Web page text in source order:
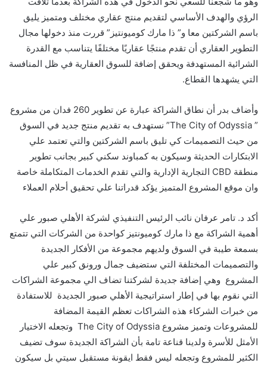
الرؤي والهدف الأساسي لتقديم منتج عقاري مختلف ومتميز يليق
باسم الشركتين معا و” ذا مارك كوميونتيز ” قررت منذ دخولها مجال
التطوير العقاري أن تقدم منتجًا عقاريًا مختلفًا يتناسب مع القدرة
الشرائية المستهدفة ويحقق إضافة للسوق العقارية في ظل المنافسة
التي يشهدها القطاع.
وأضاف بدر أن نطاق الشراكة عبارة عن تطوير 260 فدان من مشروع
”
The City of Odyssia” نستهدف به تقديم منتج جديد في السوق
من حيث التصميمات كي تليق باسم الشركتين والتي تعتمد علي
الابتكارات الحديثة وسيكون به كمباوند سكني كبير بجانب تطوير
منطقة CBD التجارية الإدارية والتي تقدم الخدمات المتكاملة خاصة
وان موقع المشروع المتميز يؤكد قدراتنا علي تحقيق أحلام العملاء
أكد د. تامر عرفان نائب الرئيس التنفيذي لشركة الأهلي صبور علي
أهمية الشراكة مع ذا مارك كوميونتيز كواحدة من الشركات التي تتمتع
بسمعة طيبة في السوق ولديهم مجموعة من الأفكار الجديدة
والتصميمات المختلفة التي ستضيف جمال ورونق كبير علي
المشروع وهي إضافة جديدة لشركتنا تضاف الي مجموعة الشراكات
التي نقوم بها في إطار استراتيجية الأهلي صبور الجديدة للاستفادة
من خبرات الشركاء هذه الشراكات تعظم القيمة المضافة
للمشروعات وتميز مشروع The City of Odyssia وتجعله الاختيار
الأمثل للأسرة ولدينا قناعة تامة بأن الشراكة الجديدة سوف تضيف
الكثير للمشروع وتجعله ليس فقط ايقونة مستقبل سيتي بل سيكون